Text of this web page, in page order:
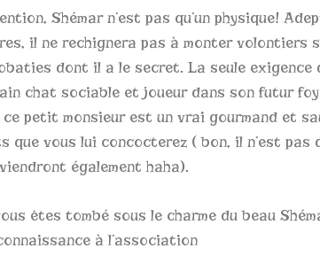
Shémar n’est pas qu’un physique!
il ne rechignera pas à monter volontiers
dont il a le secret. La seule exigence
chat sociable et joueur dans son futur
ce petit monsieur est un vrai gourmand et
que vous lui concocterez ( bon, il n’est
également haha).
êtes tombé sous le charme du beau
à l’association